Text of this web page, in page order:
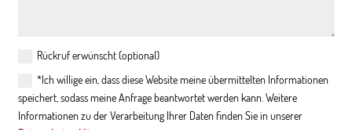
Rückruf erwünscht (optional)
*Ich willige ein, dass diese Website meine übermittelten Informationen
speichert, sodass meine Anfrage beantwortet werden kann. Weitere
Informationen zu der Verarbeitung Ihrer Daten finden Sie in unserer